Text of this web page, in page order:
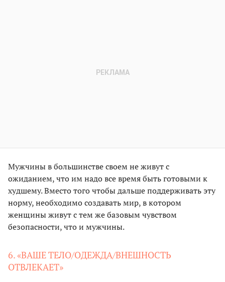
Мужчины в большинстве своем не живут с
ожиданием, что им надо все время быть готовыми к
худшему. Вместо того чтобы дальше поддерживать эту
норму, необходимо создавать мир, в котором
женщины живут с тем же базовым чувством
безопасности, что и мужчины.
6. «ВАШЕ ТЕЛО/ОДЕЖДА/ВНЕШНОСТЬ
ОТВЛЕКАЕТ»